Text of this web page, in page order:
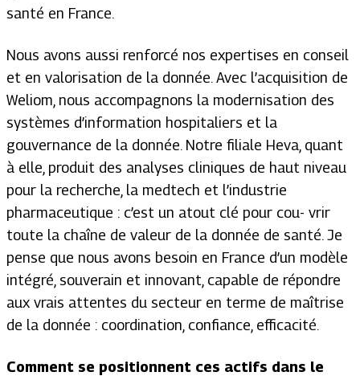
santé en France.
Nous avons aussi renforcé nos expertises en conseil
et en valorisation de la donnée. Avec l’acquisition de
Weliom, nous accompagnons la modernisation des
systèmes d’information hospitaliers et la
gouvernance de la donnée. Notre filiale Heva, quant
à elle, produit des analyses cliniques de haut niveau
pour la recherche, la medtech et l’industrie
pharmaceutique : c’est un atout clé pour cou- vrir
toute la chaîne de valeur de la donnée de santé. Je
pense que nous avons besoin en France d’un modèle
intégré, souverain et innovant, capable de répondre
aux vrais attentes du secteur en terme de maîtrise
de la donnée : coordination, confiance, efficacité.
Comment se positionnent ces actifs dans le